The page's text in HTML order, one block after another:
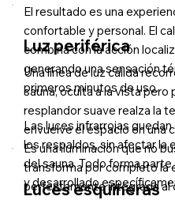
El resultado es una
confortable y personal. El
combina con la acción
generando una sensación
primeros minutos de uso.
Las luces infrarrojas
los respaldos, sin afectar la
del sauna. Todo forma
y desarrollado
Luz periférica
Una línea de luz cálida
sauna, oculta a la vista
resplandor suave realza la
envuelve el espacio en una
Es una iluminación que no
transforma por completo la
perfectamente integrada al
Luces esquineras